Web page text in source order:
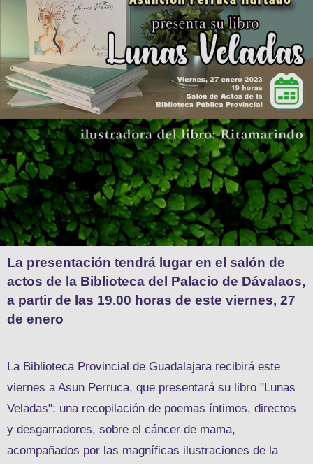
La presentación tendrá lugar en el salón de
actos de la Biblioteca del Palacio de Dávalaos,
a partir de las 19.00 horas de este viernes, 27
de enero
La Biblioteca Provincial de Guadalajara recibirá este
viernes a Asun Perruca, que presentará su libro "Lunas
Veladas": una recopilación de poemas íntimos, directos
y desgarradores, sobre el cáncer de mama,
acompañados por las magníficas ilustraciones de la